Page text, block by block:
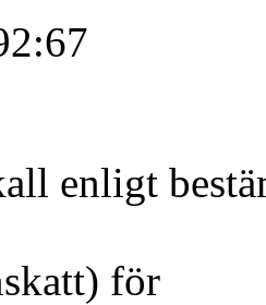
enligt
för